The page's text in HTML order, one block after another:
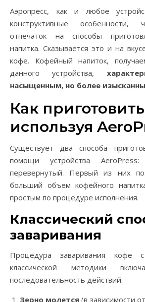
Аэропресс, как и любое
конструктивные особенности,
отпечаток на способы
напитка. Сказывается это и на
кофе. Кофейный напиток,
данного устройства,
насыщенным, но более
Как
используя
Существует два способа
помощи устройства AeroPress:
перевернутый. Первый из них
больший объем кофейного
простым по процедуре исполнения.
Классический
заваривания
Процедура заваривания кофе с
классической методики
последовательность действий.
Зерно молется (в зависимости